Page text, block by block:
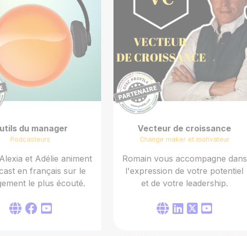
du manager
Podcasteurs
et Adélie animent
en français sur le
le plus écouté.
Vecteur de croissance
Change maker et motivateur
Romain vous accompagne dans
l'expression de votre potentiel
et de votre leadership.